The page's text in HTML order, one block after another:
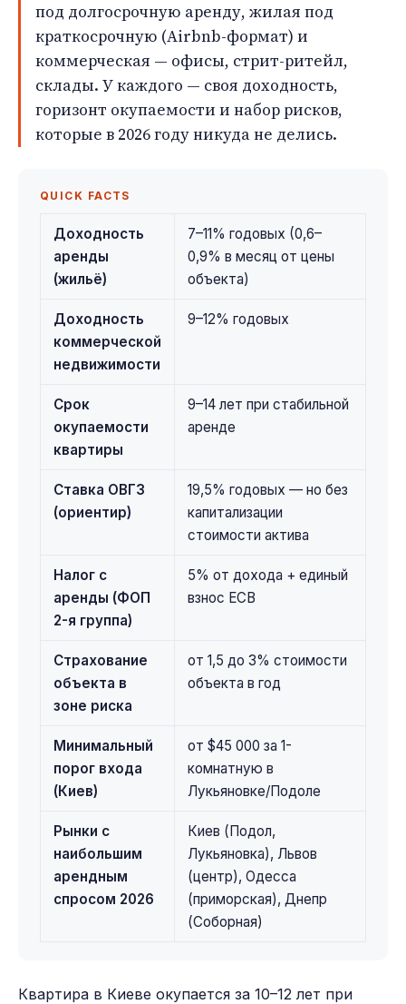
под долгосрочную аренду, жилая под
краткосрочную (Airbnb-формат) и
коммерческая — офисы, стрит-ритейл,
склады. У каждого — своя доходность,
горизонт окупаемости и набор рисков,
которые в 2026 году никуда не делись.
QUICK FACTS
Доходность
аренды
(жильё)
7–11% годовых (0,6–
0,9% в месяц от цены
объекта)
Доходность
коммерческой
недвижимости
9–12% годовых
Срок
окупаемости
квартиры
9–14 лет при стабильной
аренде
Ставка ОВГЗ
(ориентир)
19,5% годовых — но без
капитализации
стоимости актива
Налог с
аренды (ФОП
2-я группа)
5% от дохода + единый
взнос ЕСВ
Страхование
объекта в
зоне риска
от 1,5 до 3% стоимости
объекта в год
Минимальный
порог входа
(Киев)
от $45 000 за 1-
комнатную в
Лукьяновке/Подоле
Рынки с
наибольшим
арендным
спросом 2026
Киев (Подол,
Лукьяновка), Львов
(центр), Одесса
(приморская), Днепр
(Соборная)
Квартира в Киеве окупается за 10–12 лет при